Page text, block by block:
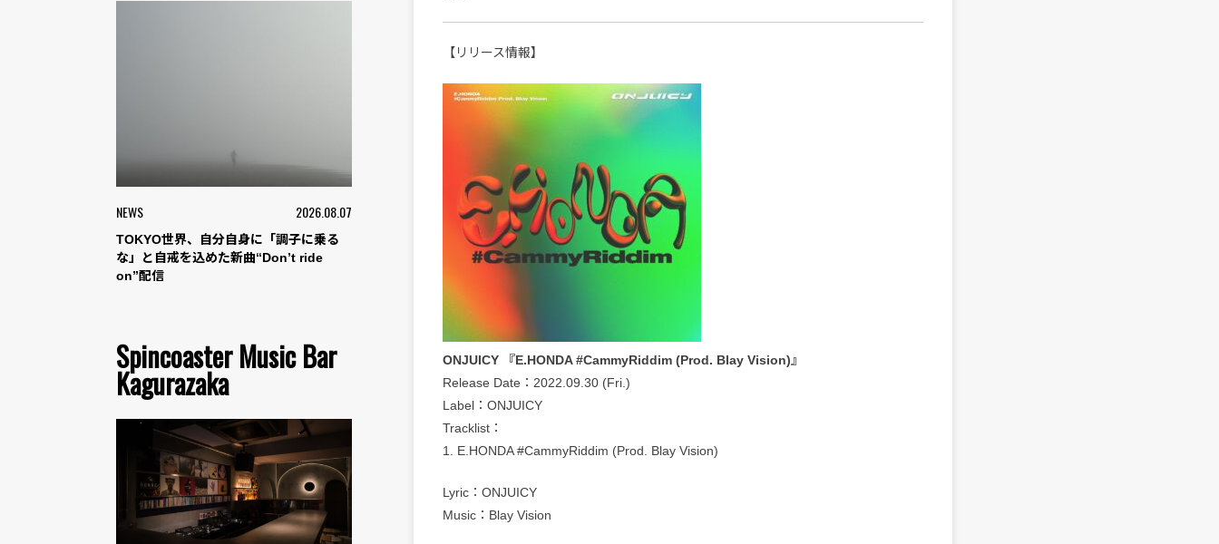
NEWS 2026.08.07
TOKYO世界、自分自身に「調子に乗る
な」と自戒を込めた新曲“Don’t ride
on”配信
Spincoaster Music Bar
Kagurazaka
【リリース情報】
ONJUICY 『E.HONDA #CammyRiddim (Prod. Blay Vision)』
Release Date：2022.09.30 (Fri.)
Label：ONJUICY
Tracklist：
1. E.HONDA #CammyRiddim (Prod. Blay Vision)
Lyric：ONJUICY
Music：Blay Vision